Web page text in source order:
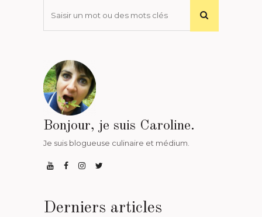
Bonjour, je suis Caroline.
Je suis blogueuse culinaire et médium.
Derniers articles